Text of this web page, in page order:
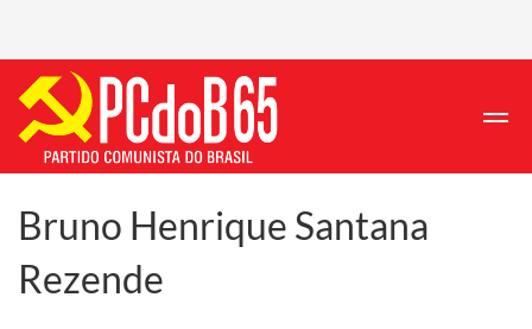
Bruno Henrique Santana
Rezende